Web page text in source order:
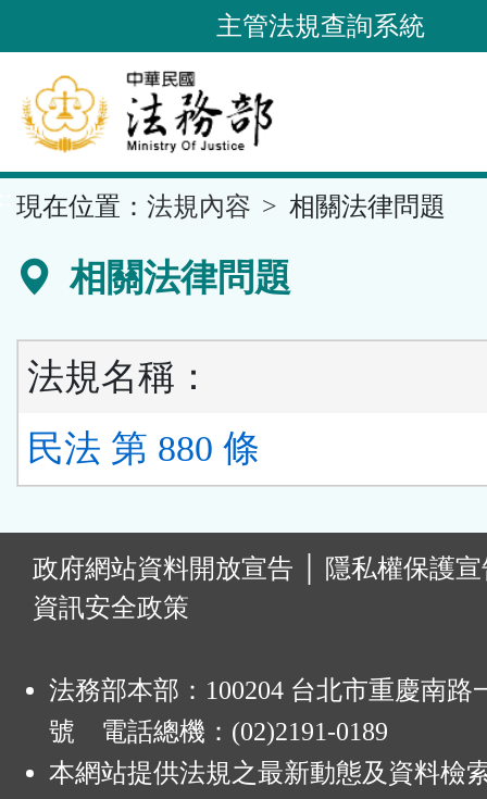
到
要
內
容
區
主管法規查詢系統
現在位置： 法規內容 相關法律問題
相關法律問題
法規名稱：
民法 第 880 條
政府網站資料開放宣告
隱私權保護
資訊安全政策
法務部本部：100204 台北市重慶南路
號 電話總機：(02)2191-0189
本網站提供法規之最新動態及資料檢